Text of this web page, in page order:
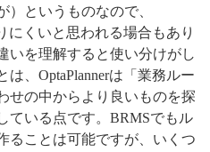
）というものなので、
にくいと思われる場合もあり
いを理解すると使い分けがし
、OptaPlannerは「業務ルー
せの中からより良いものを探
ている点です。BRMSでもル
ることは可能ですが、いくつ